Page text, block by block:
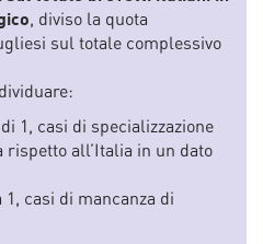
, diviso la quota
sul totale complessivo
1, casi di specializzazione
rispetto all’Italia in un dato
casi di mancanza di